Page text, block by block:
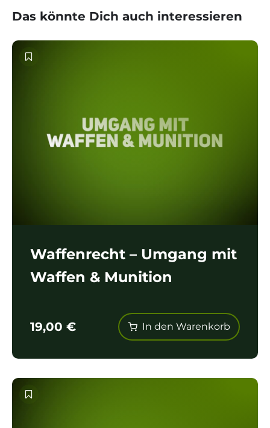
Das könnte Dich auch interessieren
Waffenrecht – Umgang mit
Waffen & Munition
19,00 € In den Warenkorb